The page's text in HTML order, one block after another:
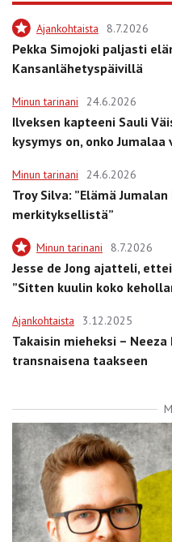
Ajankohtaista 8.7.2026
Pekka Simojoki paljasti
Kansanlähetyspäivillä
Minun tarinani 24.6.2026
Ilveksen kapteeni Sauli
kysymys on, onko Jumalaa
Minun tarinani 24.6.2026
Troy Silva: ”Elämä
merkityksellistä”
Minun tarinani 8.7.2026
Jesse de Jong ajatteli,
”Sitten kuulin koko
Ajankohtaista 3.12.2025
Takaisin mieheksi –
transnaisena taakseen